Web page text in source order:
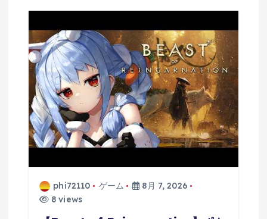
phi72110 ゲーム
8月 7, 2026
8 views